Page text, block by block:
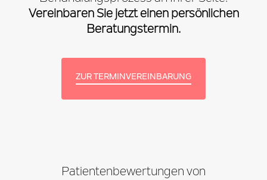
Vereinbaren Sie jetzt einen persönlichen
Beratungstermin.
ZUR TERMINVEREINBARUNG
Patientenbewertungen von